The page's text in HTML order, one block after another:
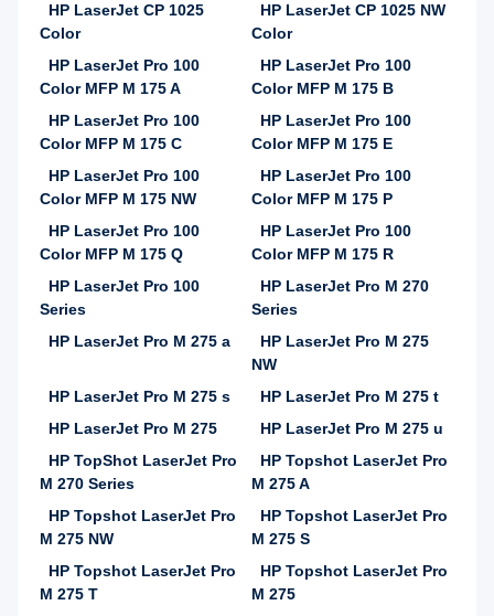
HP LaserJet CP 1025
Color
HP LaserJet CP 1025 NW
Color
HP LaserJet Pro 100
Color MFP M 175 A
HP LaserJet Pro 100
Color MFP M 175 B
HP LaserJet Pro 100
Color MFP M 175 C
HP LaserJet Pro 100
Color MFP M 175 E
HP LaserJet Pro 100
Color MFP M 175 NW
HP LaserJet Pro 100
Color MFP M 175 P
HP LaserJet Pro 100
Color MFP M 175 Q
HP LaserJet Pro 100
Color MFP M 175 R
HP LaserJet Pro 100
Series
HP LaserJet Pro M 270
Series
HP LaserJet Pro M 275 a
HP LaserJet Pro M 275
NW
HP LaserJet Pro M 275 s
HP LaserJet Pro M 275 t
HP LaserJet Pro M 275
HP LaserJet Pro M 275 u
HP TopShot LaserJet Pro
M 270 Series
HP Topshot LaserJet Pro
M 275 A
HP Topshot LaserJet Pro
M 275 NW
HP Topshot LaserJet Pro
M 275 S
HP Topshot LaserJet Pro
M 275 T
HP Topshot LaserJet Pro
M 275